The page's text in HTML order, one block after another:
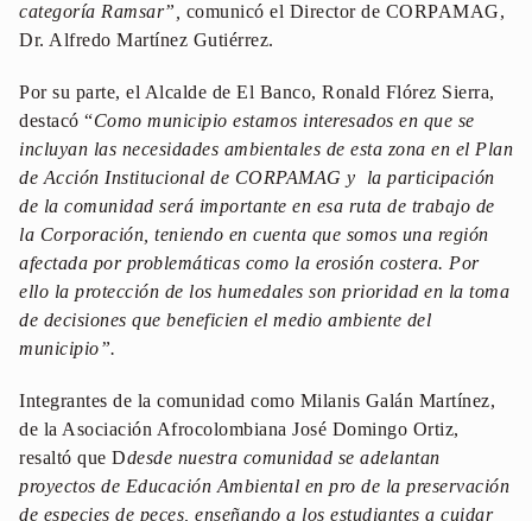
categoría Ramsar”, comunicó el Director de CORPAMAG,
Dr. Alfredo Martínez Gutiérrez.
Por su parte, el Alcalde de El Banco, Ronald Flórez Sierra,
destacó “Como municipio estamos interesados en que se
incluyan las necesidades ambientales de esta zona en el Plan
de Acción Institucional de CORPAMAG y la participación
de la comunidad será importante en esa ruta de trabajo de
la Corporación, teniendo en cuenta que somos una región
afectada por problemáticas como la erosión costera. Por
ello la protección de los humedales son prioridad en la toma
de decisiones que beneficien el medio ambiente del
municipio”.
Integrantes de la comunidad como Milanis Galán Martínez,
de la Asociación Afrocolombiana José Domingo Ortiz,
resaltó que Ddesde nuestra comunidad se adelantan
proyectos de Educación Ambiental en pro de la preservación
de especies de peces, enseñando a los estudiantes a cuidar